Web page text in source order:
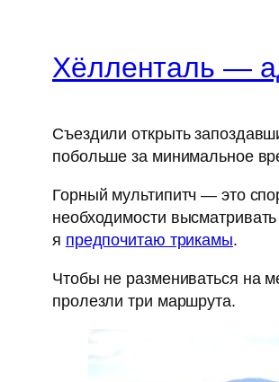
Хёлленталь —
Съездили открыть
побольше за минимальное
Горный мультипитч — это
необходимости
я предпочитаю трикамы.
Чтобы не размениваться на
пролезли три маршрута.